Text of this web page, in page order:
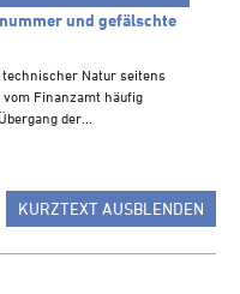
und gefälschte
Natur seitens
Finanzamt häufig
der...
KURZTEXT AUSBLENDEN